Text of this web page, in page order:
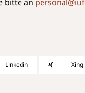
bitte an
Linkedin Xing